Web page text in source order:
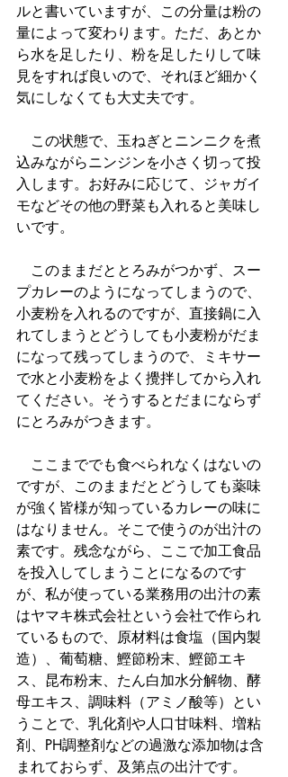
ルと書いていますが、この分量は粉の
量によって変わります。ただ、あとか
ら水を足したり、粉を足したりして味
見をすれば良いので、それほど細かく
気にしなくても大丈夫です。
この状態で、玉ねぎとニンニクを煮
込みながらニンジンを小さく切って投
入します。お好みに応じて、ジャガイ
モなどその他の野菜も入れると美味し
いです。
このままだととろみがつかず、スー
プカレーのようになってしまうので、
小麦粉を入れるのですが、直接鍋に入
れてしまうとどうしても小麦粉がだま
になって残ってしまうので、ミキサー
で水と小麦粉をよく攪拌してから入れ
てください。そうするとだまにならず
にとろみがつきます。
ここまででも食べられなくはないの
ですが、このままだとどうしても薬味
が強く皆様が知っているカレーの味に
はなりません。そこで使うのが出汁の
素です。残念ながら、ここで加工食品
を投入してしまうことになるのです
が、私が使っている業務用の出汁の素
はヤマキ株式会社という会社で作られ
ているもので、原材料は食塩（国内製
造）、葡萄糖、鰹節粉末、鰹節エキ
ス、昆布粉末、たん白加水分解物、酵
母エキス、調味料（アミノ酸等）とい
うことで、乳化剤や人口甘味料、増粘
剤、PH調整剤などの過激な添加物は含
まれておらず、及第点の出汁です。